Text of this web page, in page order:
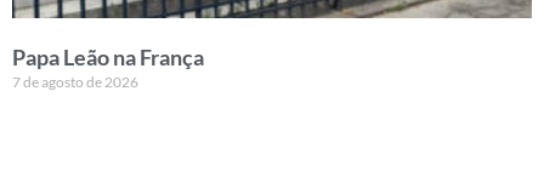
Papa Leão na França
7 de agosto de 2026